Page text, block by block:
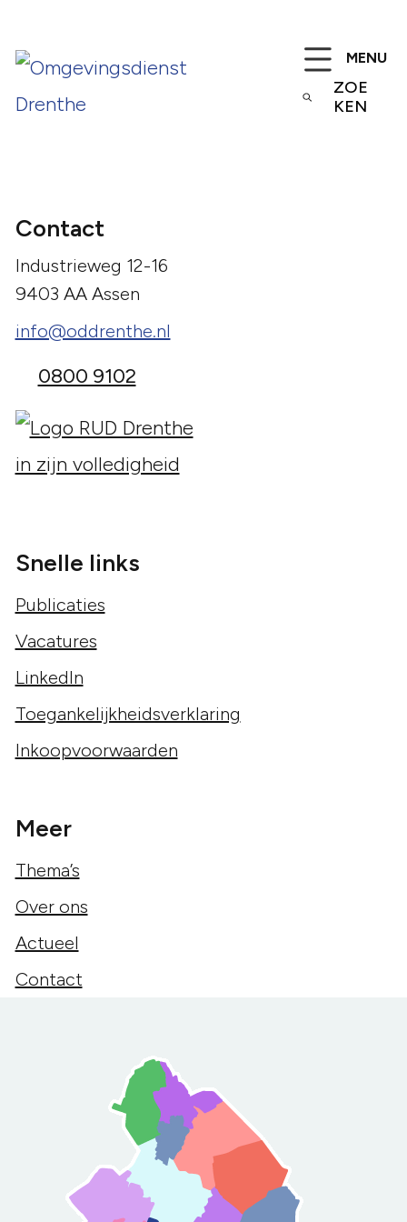
MENU
ZOE
KEN
Contact
Industrieweg 12-16
9403 AA Assen
info@oddrenthe.nl
0800 9102
Snelle links
Publicaties
Vacatures
LinkedIn
Toegankelijkheidsverklaring
Inkoopvoorwaarden
Meer
Thema’s
Over ons
Actueel
Contact